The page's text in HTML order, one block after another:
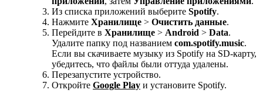
Из списка приложений выберите Spotify.
Нажмите Хранилище > Очистить данные.
Перейдите в Хранилище > Android > Data.
Удалите папку под названием com.spotify.music.
Если вы скачиваете музыку из Spotify на SD-карту,
убедитесь, что файлы были оттуда удалены.
Перезапустите устройство.
Откройте Google Play и установите Spotify.